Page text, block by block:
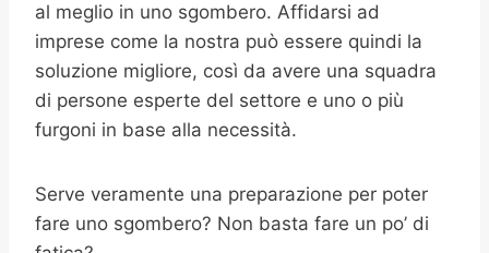
al meglio in uno sgombero. Affidarsi ad
imprese come la nostra può essere quindi la
soluzione migliore, così da avere una squadra
di persone esperte del settore e uno o più
furgoni in base alla necessità.
Serve veramente una preparazione per poter
fare uno sgombero? Non basta fare un po’ di